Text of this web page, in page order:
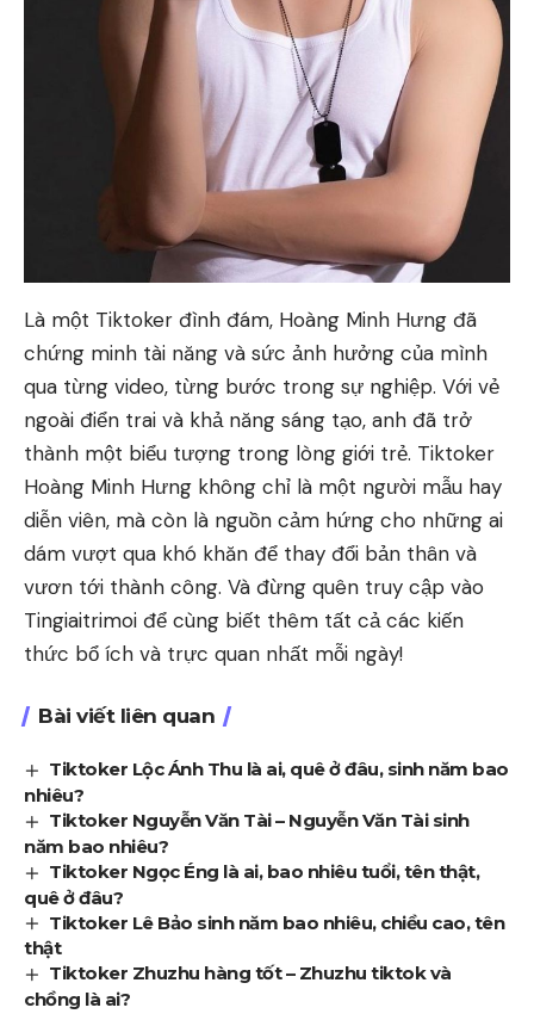
Là một Tiktoker đình đám, Hoàng Minh Hưng đã
chứng minh tài năng và sức ảnh hưởng của mình
qua từng video, từng bước trong sự nghiệp. Với vẻ
ngoài điển trai và khả năng sáng tạo, anh đã trở
thành một biểu tượng trong lòng giới trẻ. Tiktoker
Hoàng Minh Hưng không chỉ là một người mẫu hay
diễn viên, mà còn là nguồn cảm hứng cho những ai
dám vượt qua khó khăn để thay đổi bản thân và
vươn tới thành công. Và đừng quên truy cập vào
Tingiaitrimoi để cùng biết thêm tất cả các kiến
thức bổ ích và trực quan nhất mỗi ngày!
Bài viết liên quan
Tiktoker Lộc Ánh Thu là ai, quê ở đâu, sinh năm bao
nhiêu?
Tiktoker Nguyễn Văn Tài – Nguyễn Văn Tài sinh
năm bao nhiêu?
Tiktoker Ngọc Éng là ai, bao nhiêu tuổi, tên thật,
quê ở đâu?
Tiktoker Lê Bảo sinh năm bao nhiêu, chiều cao, tên
thật
Tiktoker Zhuzhu hàng tốt – Zhuzhu tiktok và
chồng là ai?